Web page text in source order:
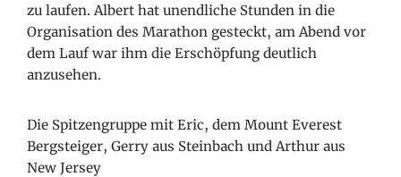
zu laufen. Albert hat unendliche Stunden in die
Organisation des Marathon gesteckt, am Abend vor
dem Lauf war ihm die Erschöpfung deutlich
anzusehen.
Die Spitzengruppe mit Eric, dem Mount Everest
Bergsteiger, Gerry aus Steinbach und Arthur aus
New Jersey